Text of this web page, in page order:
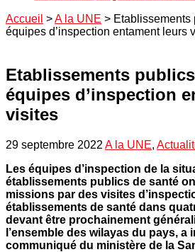
Accueil >A la UNE > Etablissements
équipes d’inspection entament leurs
Etablissements
équipes d’inspection
visites
29 septembre 2022 A la UNE,
Les équipes d’inspection de la
établissements publics de santé
missions par des visites
établissements de santé dans
devant être prochainement
l’ensemble des wilayas du pays, a
communiqué du ministère de la